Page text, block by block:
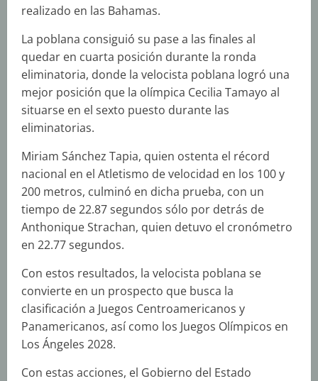
realizado en las Bahamas.
La poblana consiguió su pase a las finales al
quedar en cuarta posición durante la ronda
eliminatoria, donde la velocista poblana logró una
mejor posición que la olímpica Cecilia Tamayo al
situarse en el sexto puesto durante las
eliminatorias.
Miriam Sánchez Tapia, quien ostenta el récord
nacional en el Atletismo de velocidad en los 100 y
200 metros, culminó en dicha prueba, con un
tiempo de 22.87 segundos sólo por detrás de
Anthonique Strachan, quien detuvo el cronómetro
en 22.77 segundos.
Con estos resultados, la velocista poblana se
convierte en un prospecto que busca la
clasificación a Juegos Centroamericanos y
Panamericanos, así como los Juegos Olímpicos en
Los Ángeles 2028.
Con estas acciones, el Gobierno del Estado